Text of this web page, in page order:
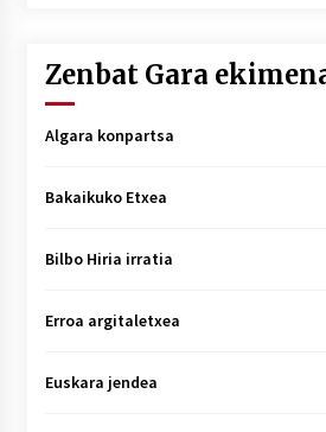
Zenbat Gara
Algara konpartsa
Bakaikuko Etxea
Bilbo Hiria irratia
Erroa argitaletxea
Euskara jendea